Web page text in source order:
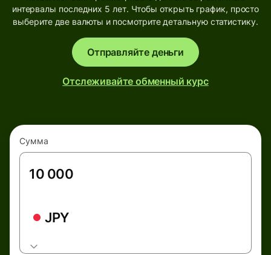
интервалы последних 5 лет. Чтобы открыть график, просто
выберите две валюты и посмотрите детальную статистику.
Отправляйте деньги
Отслеживайте обменный курс
Сумма
JPY